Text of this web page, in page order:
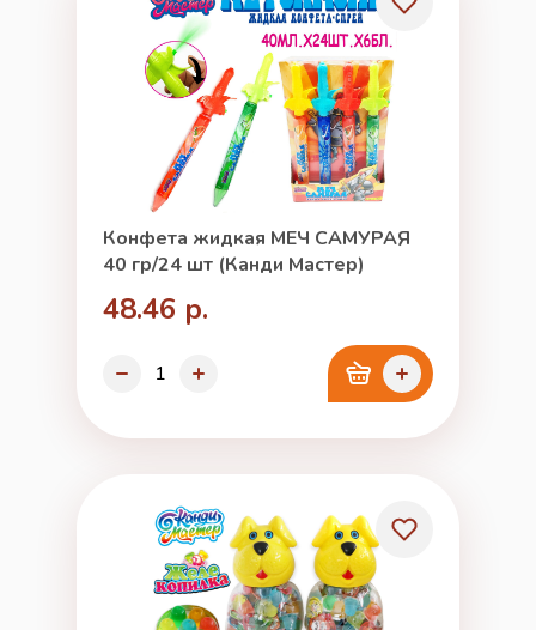
Конфета жидкая МЕЧ САМУРАЯ
40 гр/24 шт (Канди Мастер)
48.46 р.